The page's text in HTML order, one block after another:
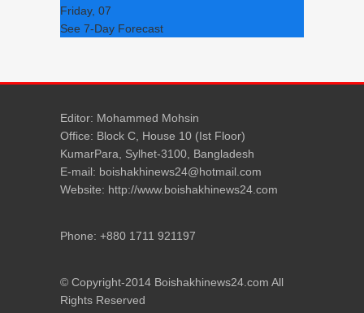
Friday, 07
See 7-Day Forecast
Editor: Mohammed Mohsin
Office: Block C, House 10 (Ist Floor)
KumarPara, Sylhet-3100, Bangladesh
E-mail: boishakhinews24@hotmail.com
Website: http://www.boishakhinews24.com
Phone: +880 1711 921197
© Copyright-2014 Boishakhinews24.com All
Rights Reserved